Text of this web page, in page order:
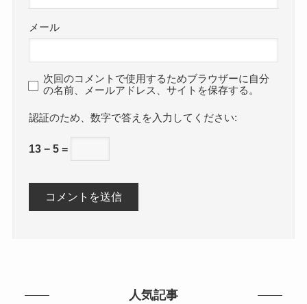
メール
次回のコメントで使用するためブラウザーに自分
の名前、メールアドレス、サイトを保存する。
数字で答えを入力してください:
13 − 5 =
人気記事